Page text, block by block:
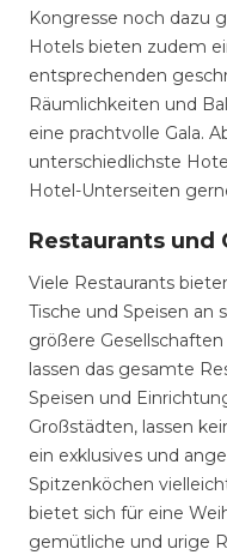
Kongresse noch dazu
Hotels bieten zudem
entsprechenden
Räumlichkeiten und
eine prachtvolle Gala.
unterschiedlichste
Hotel-Unterseiten
Restaurants und
Viele Restaurants
Tische und Speisen an
größere
lassen das gesamte
Speisen und
Großstädten, lassen
ein exklusives und
Spitzenköchen
bietet sich für eine
gemütliche und urige